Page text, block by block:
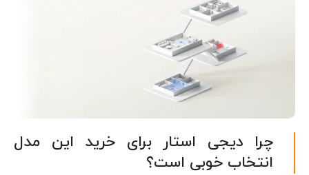
چرا دیجی استار برای خرید این مدل
انتخاب خوبی است؟